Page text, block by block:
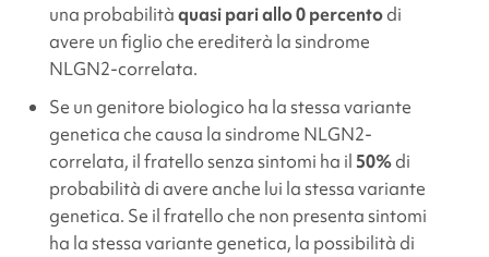
una probabilitàquasi pari allo 0 percentodi
avere un figlio che erediterà lasindrome
NLGN2-correlata.
Se un genitore biologico ha la stessa variante
genetica che causa lasindrome NLGN2-
correlata, il fratello senza sintomi ha il 50%di
probabilità di avere anche lui la stessa variante
genetica. Se il fratello che non presenta sintomi
ha la stessa variante genetica, la possibilità di